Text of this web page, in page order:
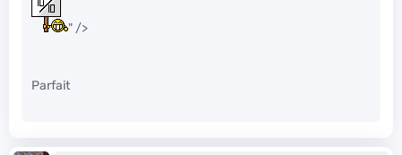
" />
Parfait